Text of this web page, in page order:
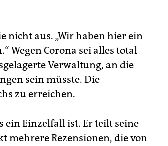
nicht aus. „Wir haben hier ein
Wegen Corona sei alles total
Verwaltung, an die
sein müsste. Die
zu erreichen.
ein Einzelfall ist. Er teilt seine
mehrere Rezensionen, die von